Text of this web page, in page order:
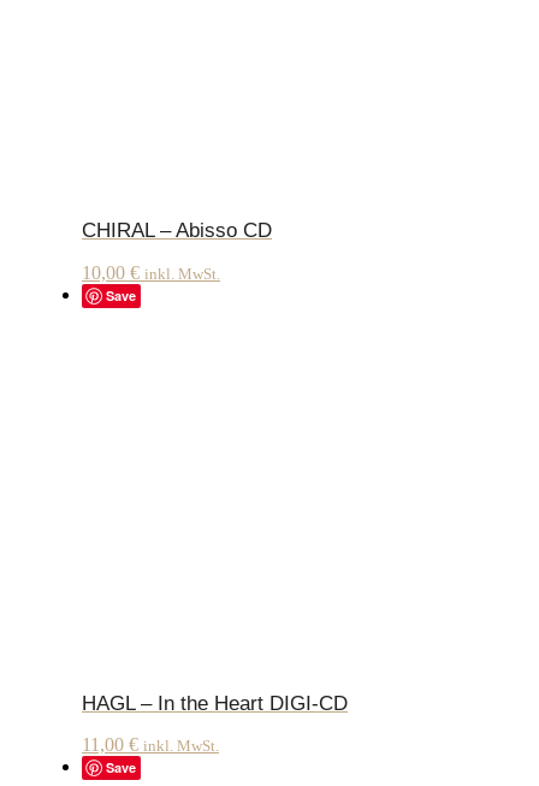
CHIRAL – Abisso CD
10,00 € inkl. MwSt.
Save
HAGL – In the Heart DIGI-CD
11,00 € inkl. MwSt.
Save